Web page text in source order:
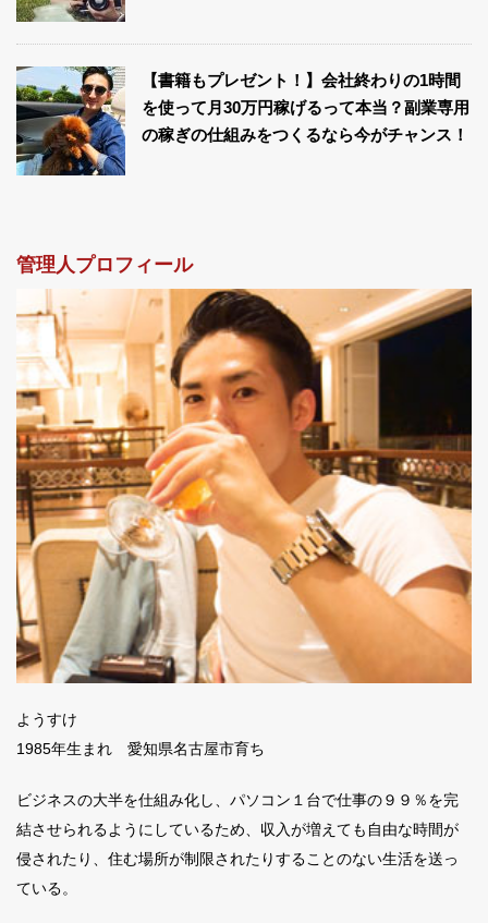
【書籍もプレゼント！】会社終わりの1時間
を使って月30万円稼げるって本当？副業専用
の稼ぎの仕組みをつくるなら今がチャンス！
管理人プロフィール
ようすけ
1985年生まれ 愛知県名古屋市育ち
ビジネスの大半を仕組み化し、パソコン１台で仕事の９９％を完
結させられるようにしているため、収入が増えても自由な時間が
侵されたり、住む場所が制限されたりすることのない生活を送っ
ている。